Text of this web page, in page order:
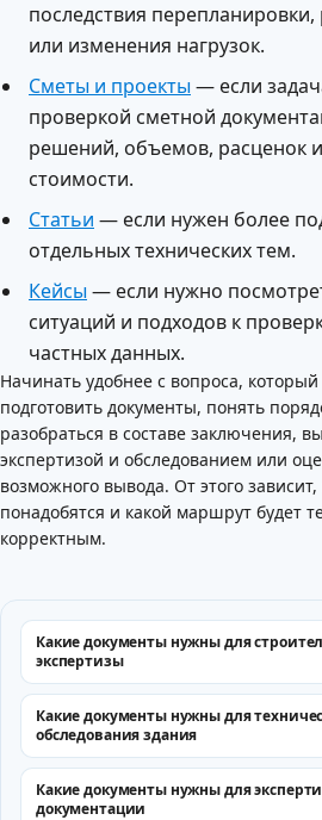
последствия перепланировки,
или изменения нагрузок.
Сметы и проекты— если
проверкой сметной
решений, объемов, расценок
стоимости.
Статьи — если нужен более
отдельных технических тем.
Кейсы— если нужно
ситуаций и подходов к
частных данных.
Начинать удобнее с вопроса,
подготовить документы, понять
разобраться в составе заключения,
экспертизой и обследованием или
возможного вывода. От этого
понадобятся и какой маршрут будет
корректным.
Какие документы нужны для
экспертизы
Какие документы нужны для
обследования здания
Какие документы нужны для
документации